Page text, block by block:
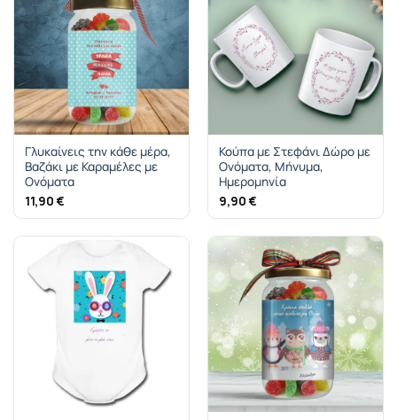
Γλυκαίνεις την κάθε μέρα,
Βαζάκι με Καραμέλες με
Ονόματα
11,90 €
Κούπα με Στεφάνι Δώρο με
Ονόματα, Μήνυμα,
Ημερομηνία
9,90 €